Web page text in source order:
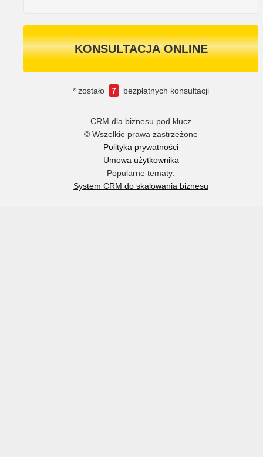
KONSULTACJA ONLINE
* zostało 7 bezpłatnych konsultacji
CRM dla biznesu pod klucz
© Wszelkie prawa zastrzeżone
Polityka prywatności
Umowa użytkownika
Popularne tematy:
System CRM do skalowania biznesu